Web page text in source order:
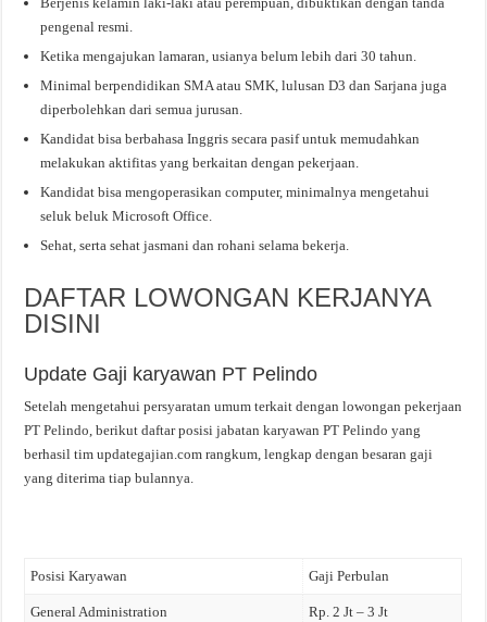
pengenal resmi.
Ketika mengajukan lamaran, usianya belum lebih dari 30 tahun.
Minimal berpendidikan SMA atau SMK, lulusan D3 dan Sarjana juga
diperbolehkan dari semua jurusan.
Kandidat bisa berbahasa Inggris secara pasif untuk memudahkan
melakukan aktifitas yang berkaitan dengan pekerjaan.
Kandidat bisa mengoperasikan computer, minimalnya mengetahui
seluk beluk Microsoft Office.
Sehat, serta sehat jasmani dan rohani selama bekerja.
DAFTAR LOWONGAN KERJANYA
DISINI
Update Gaji karyawan PT Pelindo
Setelah mengetahui persyaratan umum terkait dengan lowongan pekerjaan
PT Pelindo, berikut daftar posisi jabatan karyawan PT Pelindo yang
berhasil tim updategajian.com rangkum, lengkap dengan besaran gaji
yang diterima tiap bulannya.
Posisi Karyawan Gaji Perbulan
General Administration Rp. 2 Jt – 3 Jt